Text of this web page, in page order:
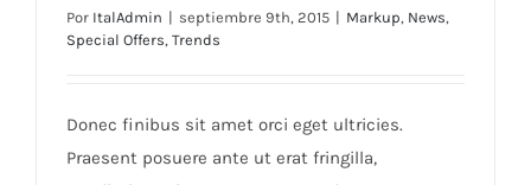
Por ItalAdmin | septiembre 9th, 2015 | Markup, News,
Special Offers, Trends
Donec finibus sit amet orci eget ultricies.
Praesent posuere ante ut erat fringilla,